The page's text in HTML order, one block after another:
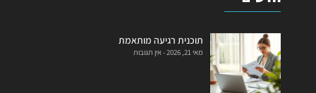
תוכנית רגיעה מותאמת
מאי 21, 2026 אין תגובות